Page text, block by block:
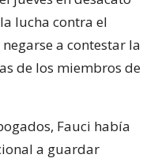
lucha contra el
a contestar la
de los miembros de
Fauci había
a guardar